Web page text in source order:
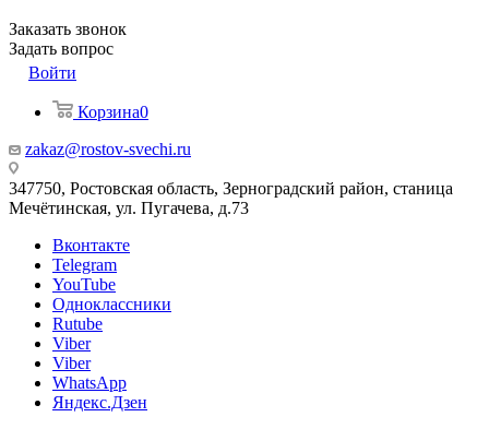
Заказать звонок
Задать вопрос
Войти
Корзина0
zakaz@rostov-svechi.ru
347750, Ростовская область, Зерноградский район, станица
Мечётинская, ул. Пугачева, д.73
Вконтакте
Telegram
YouTube
Одноклассники
Rutube
Viber
Viber
WhatsApp
Яндекс.Дзен